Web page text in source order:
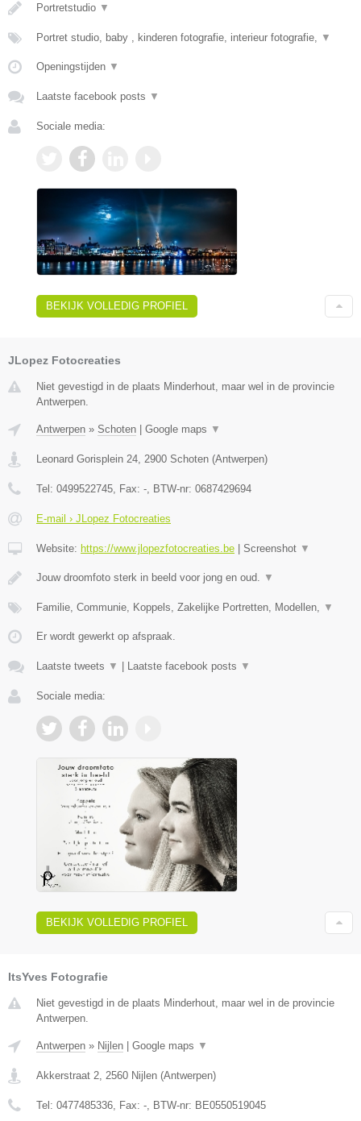
Portretstudio ▼
Portret studio, baby , kinderen fotografie, interieur fotografie, ▼
Openingstijden ▼
Laatste facebook posts ▼
Sociale media:
BEKIJK VOLLEDIG PROFIEL
JLopez Fotocreaties
Niet gevestigd in de plaats Minderhout, maar wel in de provincie
Antwerpen.
Antwerpen » Schoten Google maps ▼
Leonard Gorisplein 24, 2900 Schoten (Antwerpen)
Tel: 0499522745, Fax: -, BTW-nr: 0687429694
E-mail › JLopez Fotocreaties
Website: https://www.jlopezfotocreaties.be Screenshot ▼
Jouw droomfoto sterk in beeld voor jong en oud. ▼
Familie, Communie, Koppels, Zakelijke Portretten, Modellen, ▼
Er wordt gewerkt op afspraak.
Laatste tweets ▼ Laatste facebook posts ▼
Sociale media:
BEKIJK VOLLEDIG PROFIEL
ItsYves Fotografie
Niet gevestigd in de plaats Minderhout, maar wel in de provincie
Antwerpen.
Antwerpen » Nijlen Google maps ▼
Akkerstraat 2 2560 Nijlen (Antwerpen)
Tel: 0477485336 , Fax: - , BTW-nr: BE0550519045